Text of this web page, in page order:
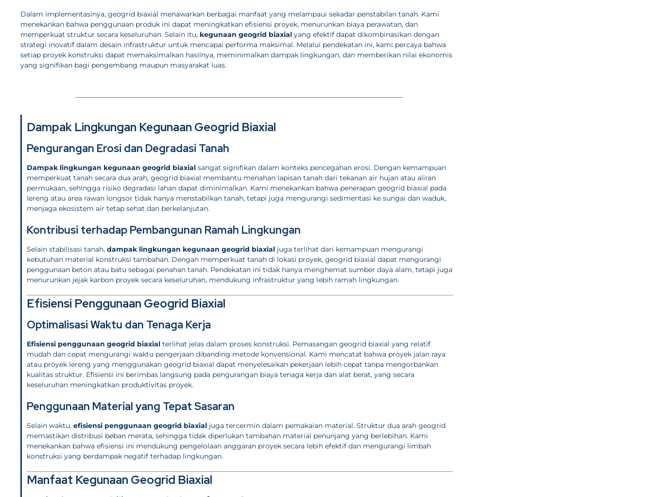
Dalam implementasinya, geogrid biaxial menawarkan berbagai manfaat yang melampaui sekadar penstabilan tanah. Kami
menekankan bahwa penggunaan produk ini dapat meningkatkan efisiensi proyek, menurunkan biaya perawatan, dan
memperkuat struktur secara keseluruhan. Selain itu, kegunaan geogrid biaxial yang efektif dapat dikombinasikan dengan
strategi inovatif dalam desain infrastruktur untuk mencapai performa maksimal. Melalui pendekatan ini, kami percaya bahwa
setiap proyek konstruksi dapat memaksimalkan hasilnya, meminimalkan dampak lingkungan, dan memberikan nilai ekonomis
yang signifikan bagi pengembang maupun masyarakat luas.
Dampak Lingkungan Kegunaan Geogrid Biaxial
Pengurangan Erosi dan Degradasi Tanah
Dampak lingkungan kegunaan geogrid biaxial sangat signifikan dalam konteks pencegahan erosi. Dengan kemampuan
memperkuat tanah secara dua arah, geogrid biaxial membantu menahan lapisan tanah dari tekanan air hujan atau aliran
permukaan, sehingga risiko degradasi lahan dapat diminimalkan. Kami menekankan bahwa penerapan geogrid biaxial pada
lereng atau area rawan longsor tidak hanya menstabilkan tanah, tetapi juga mengurangi sedimentasi ke sungai dan waduk,
menjaga ekosistem air tetap sehat dan berkelanjutan.
Kontribusi terhadap Pembangunan Ramah Lingkungan
Selain stabilisasi tanah, dampak lingkungan kegunaan geogrid biaxial juga terlihat dari kemampuan mengurangi
kebutuhan material konstruksi tambahan. Dengan memperkuat tanah di lokasi proyek, geogrid biaxial dapat mengurangi
penggunaan beton atau batu sebagai penahan tanah. Pendekatan ini tidak hanya menghemat sumber daya alam, tetapi juga
menurunkan jejak karbon proyek secara keseluruhan, mendukung infrastruktur yang lebih ramah lingkungan.
Efisiensi Penggunaan Geogrid Biaxial
Optimalisasi Waktu dan Tenaga Kerja
Efisiensi penggunaan geogrid biaxial terlihat jelas dalam proses konstruksi. Pemasangan geogrid biaxial yang relatif
mudah dan cepat mengurangi waktu pengerjaan dibanding metode konvensional. Kami mencatat bahwa proyek jalan raya
atau proyek lereng yang menggunakan geogrid biaxial dapat menyelesaikan pekerjaan lebih cepat tanpa mengorbankan
kualitas struktur. Efisiensi ini berimbas langsung pada pengurangan biaya tenaga kerja dan alat berat, yang secara
keseluruhan meningkatkan produktivitas proyek.
Penggunaan Material yang Tepat Sasaran
Selain waktu, efisiensi penggunaan geogrid biaxial juga tercermin dalam pemakaian material. Struktur dua arah geogrid
memastikan distribusi beban merata, sehingga tidak diperlukan tambahan material penunjang yang berlebihan. Kami
menekankan bahwa efisiensi ini mendukung pengelolaan anggaran proyek secara lebih efektif dan mengurangi limbah
konstruksi yang berdampak negatif terhadap lingkungan.
Manfaat Kegunaan Geogrid Biaxial